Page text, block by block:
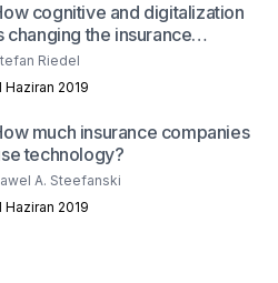
cognitive and digitalization
changing the insurance
Riedel
Haziran 2019
much insurance companies
technology?
A. Steefanski
Haziran 2019